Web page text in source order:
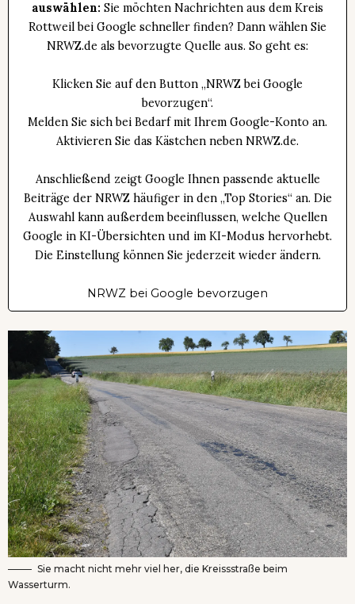
auswählen: Sie möchten Nachrichten aus dem Kreis
Rottweil bei Google schneller finden? Dann wählen Sie
NRWZ.de als bevorzugte Quelle aus. So geht es:
Klicken Sie auf den Button „NRWZ bei Google
bevorzugen“.
Melden Sie sich bei Bedarf mit Ihrem Google-Konto an.
Aktivieren Sie das Kästchen neben NRWZ.de.
Anschließend zeigt Google Ihnen passende aktuelle
Beiträge der NRWZ häufiger in den „Top Stories“ an. Die
Auswahl kann außerdem beeinflussen, welche Quellen
Google in KI-Übersichten und im KI-Modus hervorhebt.
Die Einstellung können Sie jederzeit wieder ändern.
NRWZ bei Google bevorzugen
Sie macht nicht mehr viel her, die Kreissstraße beim
Wasserturm.